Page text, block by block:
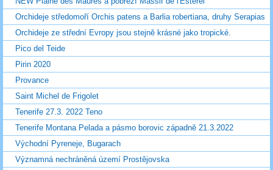
Orchideje středomoří Orchis patens a Barlia robertiana, druhy Serapias
Orchideje ze střední Evropy jsou stejně krásné jako tropické.
Pico del Teide
Pirin 2020
Provance
Saint Michel de Frigolet
Tenerife 27.3. 2022 Teno
Tenerife Montana Pelada a pásmo borovic západně 21.3.2022
Východní Pyreneje, Bugarach
Významná nechráněná území Prostějovska